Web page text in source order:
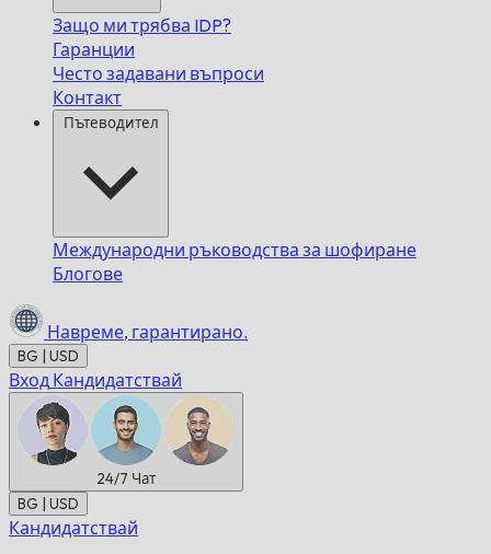
Защо ми трябва IDP?
Гаранции
Често задавани въпроси
Контакт
Пътеводител
Международни ръководства за шофиране
Блогове
Навреме, гарантирано.
BG | USD
Вход Кандидатствай
24/7 Чат
BG | USD
Кандидатствай